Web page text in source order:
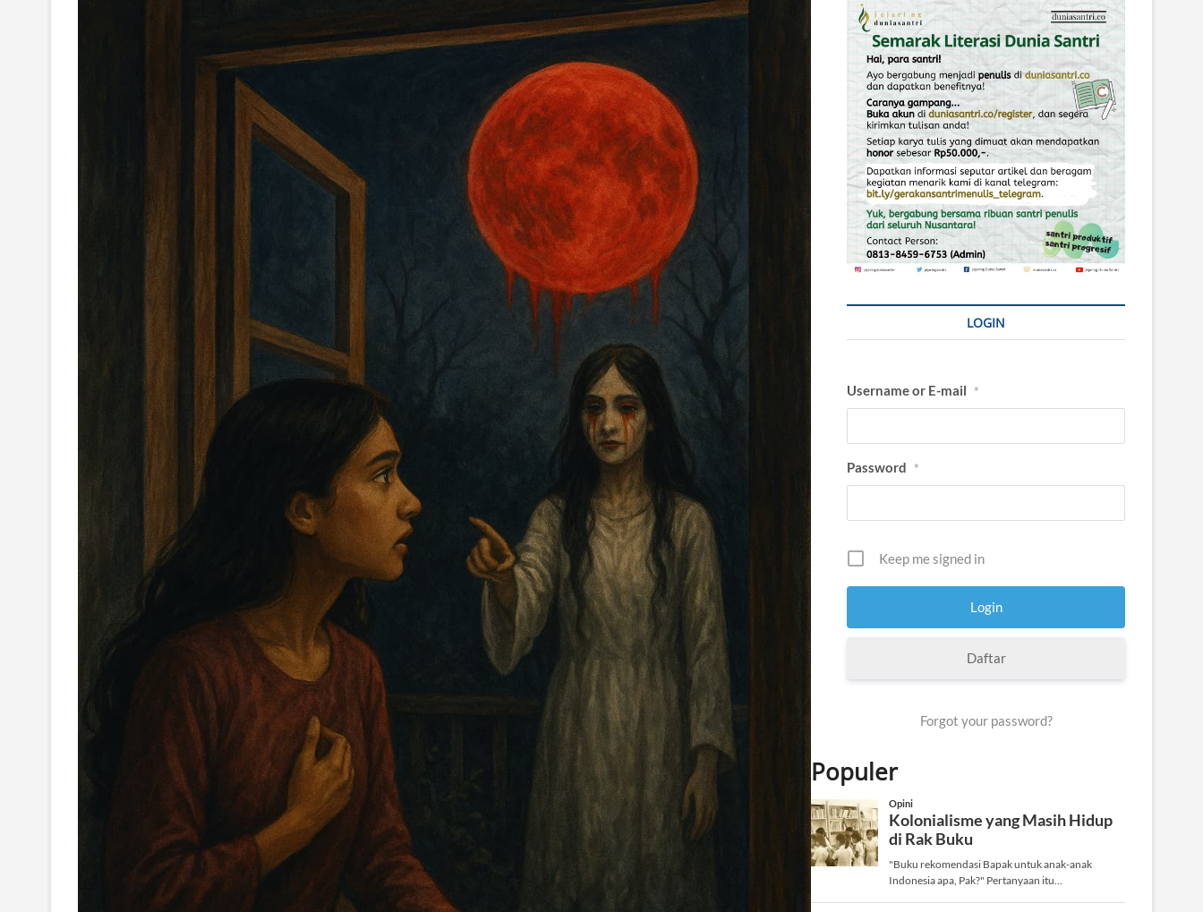
LOGIN
Username or E-mail *
Password *
Keep me signed in
Daftar
Forgot your password?
Populer